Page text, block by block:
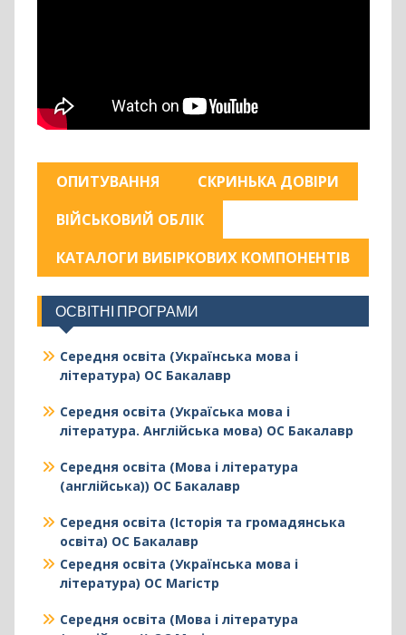
ОПИТУВАННЯ
СКРИНЬКА ДОВІРИ
ВІЙСЬКОВИЙ ОБЛІК
КАТАЛОГИ ВИБІРКОВИХ КОМПОНЕНТІВ
ОСВІТНІ ПРОГРАМИ
Середня освіта (Українська мова і
література) ОС Бакалавр
Середня освіта (Україська мова і
література. Англійська мова) ОС Бакалавр
Середня освіта (Мова і література
(англійська)) ОС Бакалавр
Середня освіта (Історія та громадянська
освіта) ОС Бакалавр
Середня освіта (Українська мова і
література) ОС Магістр
Середня освіта (Мова і література